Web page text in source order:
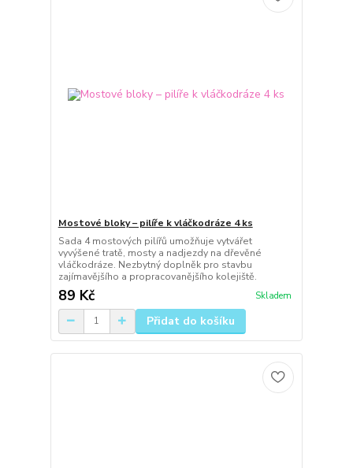
Mostové bloky – pilíře k vláčkodráze 4 ks
Sada 4 mostových pilířů umožňuje vytvářet
vyvýšené tratě, mosty a nadjezdy na dřevěné
vláčkodráze. Nezbytný doplněk pro stavbu
zajímavějšího a propracovanějšího kolejiště.
89 Kč Skladem
Přidat do košíku